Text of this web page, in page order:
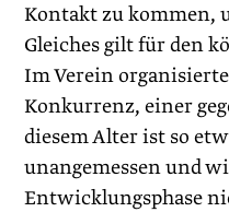
Kontakt zu kommen,
Gleiches gilt für den
Im Verein
Konkurrenz, einer
diesem Alter ist so
unangemessen und
Entwicklungsphase